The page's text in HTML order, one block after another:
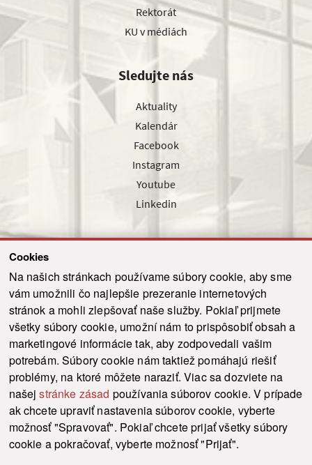
Cookies
Na našich stránkach používame súbory cookie, aby sme
vám umožnili čo najlepšie prezeranie internetových
stránok a mohli zlepšovať naše služby. Pokiaľ prijmete
všetky súbory cookie, umožní nám to prispôsobiť obsah a
marketingové informácie tak, aby zodpovedali vašim
potrebám. Súbory cookie nám taktiež pomáhajú riešiť
problémy, na ktoré môžete naraziť. Viac sa dozviete na
našejstránke zásad používania súborov cookie. V prípade
ak chcete upraviť nastavenia súborov cookie, vyberte
možnosť "Spravovať". Pokiaľ chcete prijať všetky súbory
cookie a pokračovať, vyberte možnosť "Prijať".
Rektorát
KU v médiách
Sledujte nás
Aktuality
Kalendár
Facebook
Instagram
Youtube
Linkedin
Odoslať
© 2021-2026 ku.sk. Všetky práva vyhradené. Ochrana osobných údajov
Vyhlásenie o prístupnosti |
Admin
This site is protected by reCAPTCHA and the Google Privacy Policy and Terms of
Service
apply.